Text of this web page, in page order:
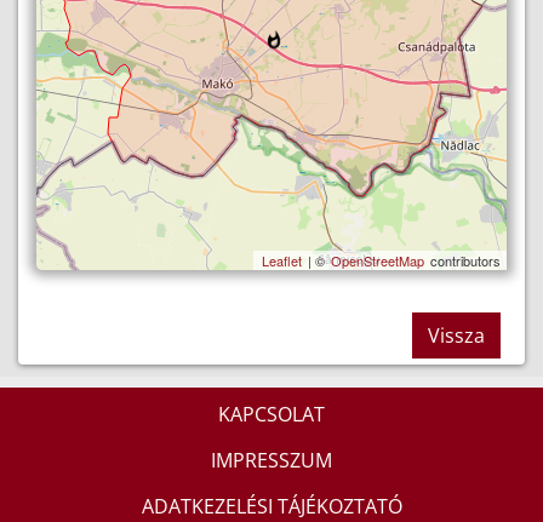
Leaflet | ©OpenStreetMap contributors
Vissza
KAPCSOLAT
IMPRESSZUM
ADATKEZELÉSI TÁJÉKOZTATÓ